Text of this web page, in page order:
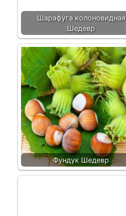
Шарафуга колоновидная
Шедевр
Фундук Шедевр